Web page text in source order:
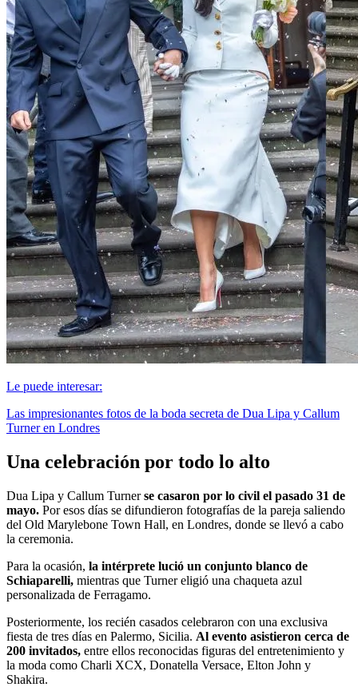
Le puede interesar:
Las impresionantes fotos de la boda secreta de Dua Lipa y Callum
Turner en Londres
Una celebración por todo lo alto
Dua Lipa y Callum Turnerse casaron por lo civil el pasado 31 de
mayo. Por esos días se difundieron fotografías de la pareja saliendo
del Old Marylebone Town Hall, en Londres, donde se llevó a cabo
la ceremonia.
Para la ocasión, la intérprete lució un conjunto blanco de
Schiaparelli, mientras que Turner eligió una chaqueta azul
personalizada de Ferragamo.
Posteriormente, los recién casados celebraron con una exclusiva
fiesta de tres días en Palermo, Sicilia. Al evento asistieron cerca de
200 invitados, entre ellos reconocidas figuras del entretenimiento y
la moda como Charli XCX, Donatella Versace, Elton John y
Shakira.